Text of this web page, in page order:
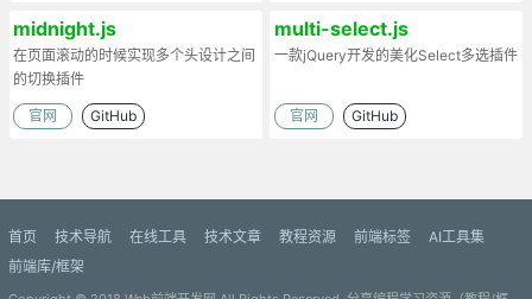
midnight.js
在页面滚动的时候实现多个头设计之间
的切换插件
官网 GitHub
multi-select.js
一款jQuery开发的美化Select多选插件
官网 GitHub
首页 技术导航 在线工具 技术文章 教程资源 前端标签
AI工具集
前端库/框架